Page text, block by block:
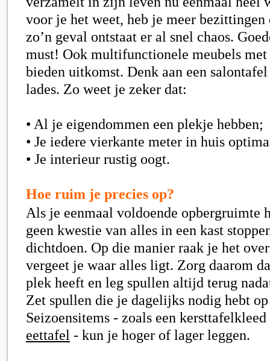
voor je het weet, heb je meer
zo’n geval ontstaat er al snel chaos.
must! Ook multifunctionele meubels
bieden uitkomst. Denk aan een
lades. Zo weet je zeker dat:
• Al je eigendommen een plekje hebben;
• Je iedere vierkante meter in huis
• Je interieur rustig oogt.
Hoe ruim je precies op?
Als je eenmaal voldoende opbergruimte
geen kwestie van alles in een kast
dichtdoen. Op die manier raak je het
vergeet je waar alles ligt. Zorg daarom
plek heeft en leg spullen altijd terug
Zet spullen die je dagelijks nodig hebt
Seizoensitems - zoals een
eettafel - kun je hoger of lager leggen.